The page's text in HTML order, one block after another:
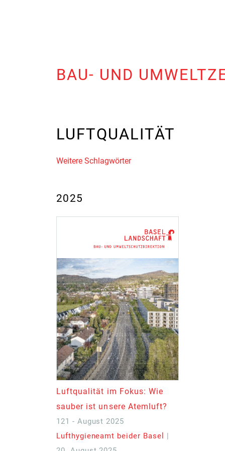
BAU- UND
LUFTQUALITÄT
Weitere Schlagwörter
2025
Luftqualität im Fokus: Wie
sauber ist unsere Atemluft?
121 - August 2025
Lufthygieneamt beider Basel
|